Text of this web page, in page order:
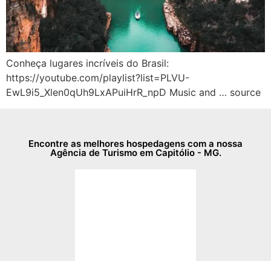
Conheça lugares incríveis do Brasil:
https://youtube.com/playlist?list=PLVU-
EwL9i5_Xlen0qUh9LxAPuiHrR_npD Music and … source
Encontre as melhores hospedagens com a nossa
Agência de Turismo em Capitólio - MG.